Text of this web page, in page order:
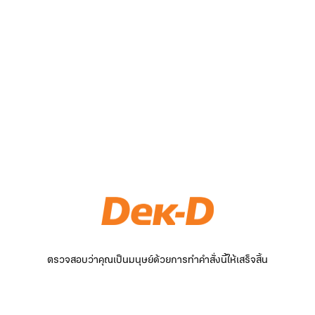
ตรวจสอบว่าคุณเป็นมนุษย์ด้วยการทำคำสั่งนี้ให้เสร็จสิ้น